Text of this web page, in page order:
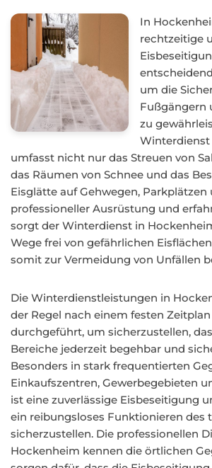
In
rechtzeitige
um die
Fußgängern
zu
umfasst nicht nur das Streuen von
das Räumen von Schnee und das
Eisglätte auf Gehwegen, Parkplätzen
professioneller Ausrüstung und
sorgt der Winterdienst in
Wege frei von gefährlichen
somit zur Vermeidung von Unfällen
Die Winterdienstleistungen in
der Regel nach einem festen
durchgeführt, um sicherzustellen,
Bereiche jederzeit begehbar und
Besonders in stark frequentierten
Einkaufszentren, Gewerbegebieten
ist eine zuverlässige Eisbeseitigung
ein reibungsloses Funktionieren des
sicherzustellen. Die professionellen
Hockenheim kennen die örtlichen